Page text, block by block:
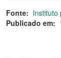
Fonte: Instituto
Publicado em: